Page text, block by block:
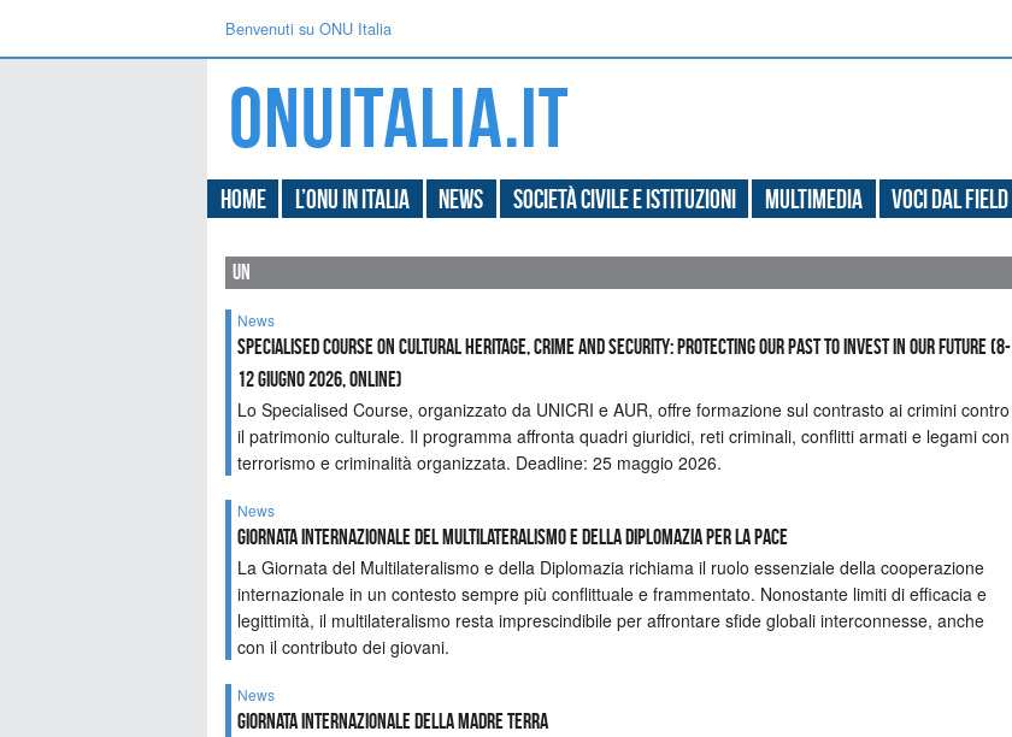
Benvenuti su ONU Italia
Home L’ONU in Italia News Società civile e Istituzioni Multimedia Voci dal field
un
News
Specialised Course on Cultural Heritage, Crime and Security: Protecting our Past to Invest in our Future (8-
12 Giugno 2026, Online)
Lo Specialised Course, organizzato da UNICRI e AUR, offre formazione sul contrasto ai crimini contro
il patrimonio culturale. Il programma affronta quadri giuridici, reti criminali, conflitti armati e legami con
terrorismo e criminalità organizzata. Deadline: 25 maggio 2026.
News
GIORNATA INTERNAZIONALE DEL MULTILATERALISMO E DELLA DIPLOMAZIA PER LA PACE
La Giornata del Multilateralismo e della Diplomazia richiama il ruolo essenziale della cooperazione
internazionale in un contesto sempre più conflittuale e frammentato. Nonostante limiti di efficacia e
legittimità, il multilateralismo resta imprescindibile per affrontare sfide globali interconnesse, anche
con il contributo dei giovani.
News
GIORNATA INTERNAZIONALE DELLA MADRE TERRA